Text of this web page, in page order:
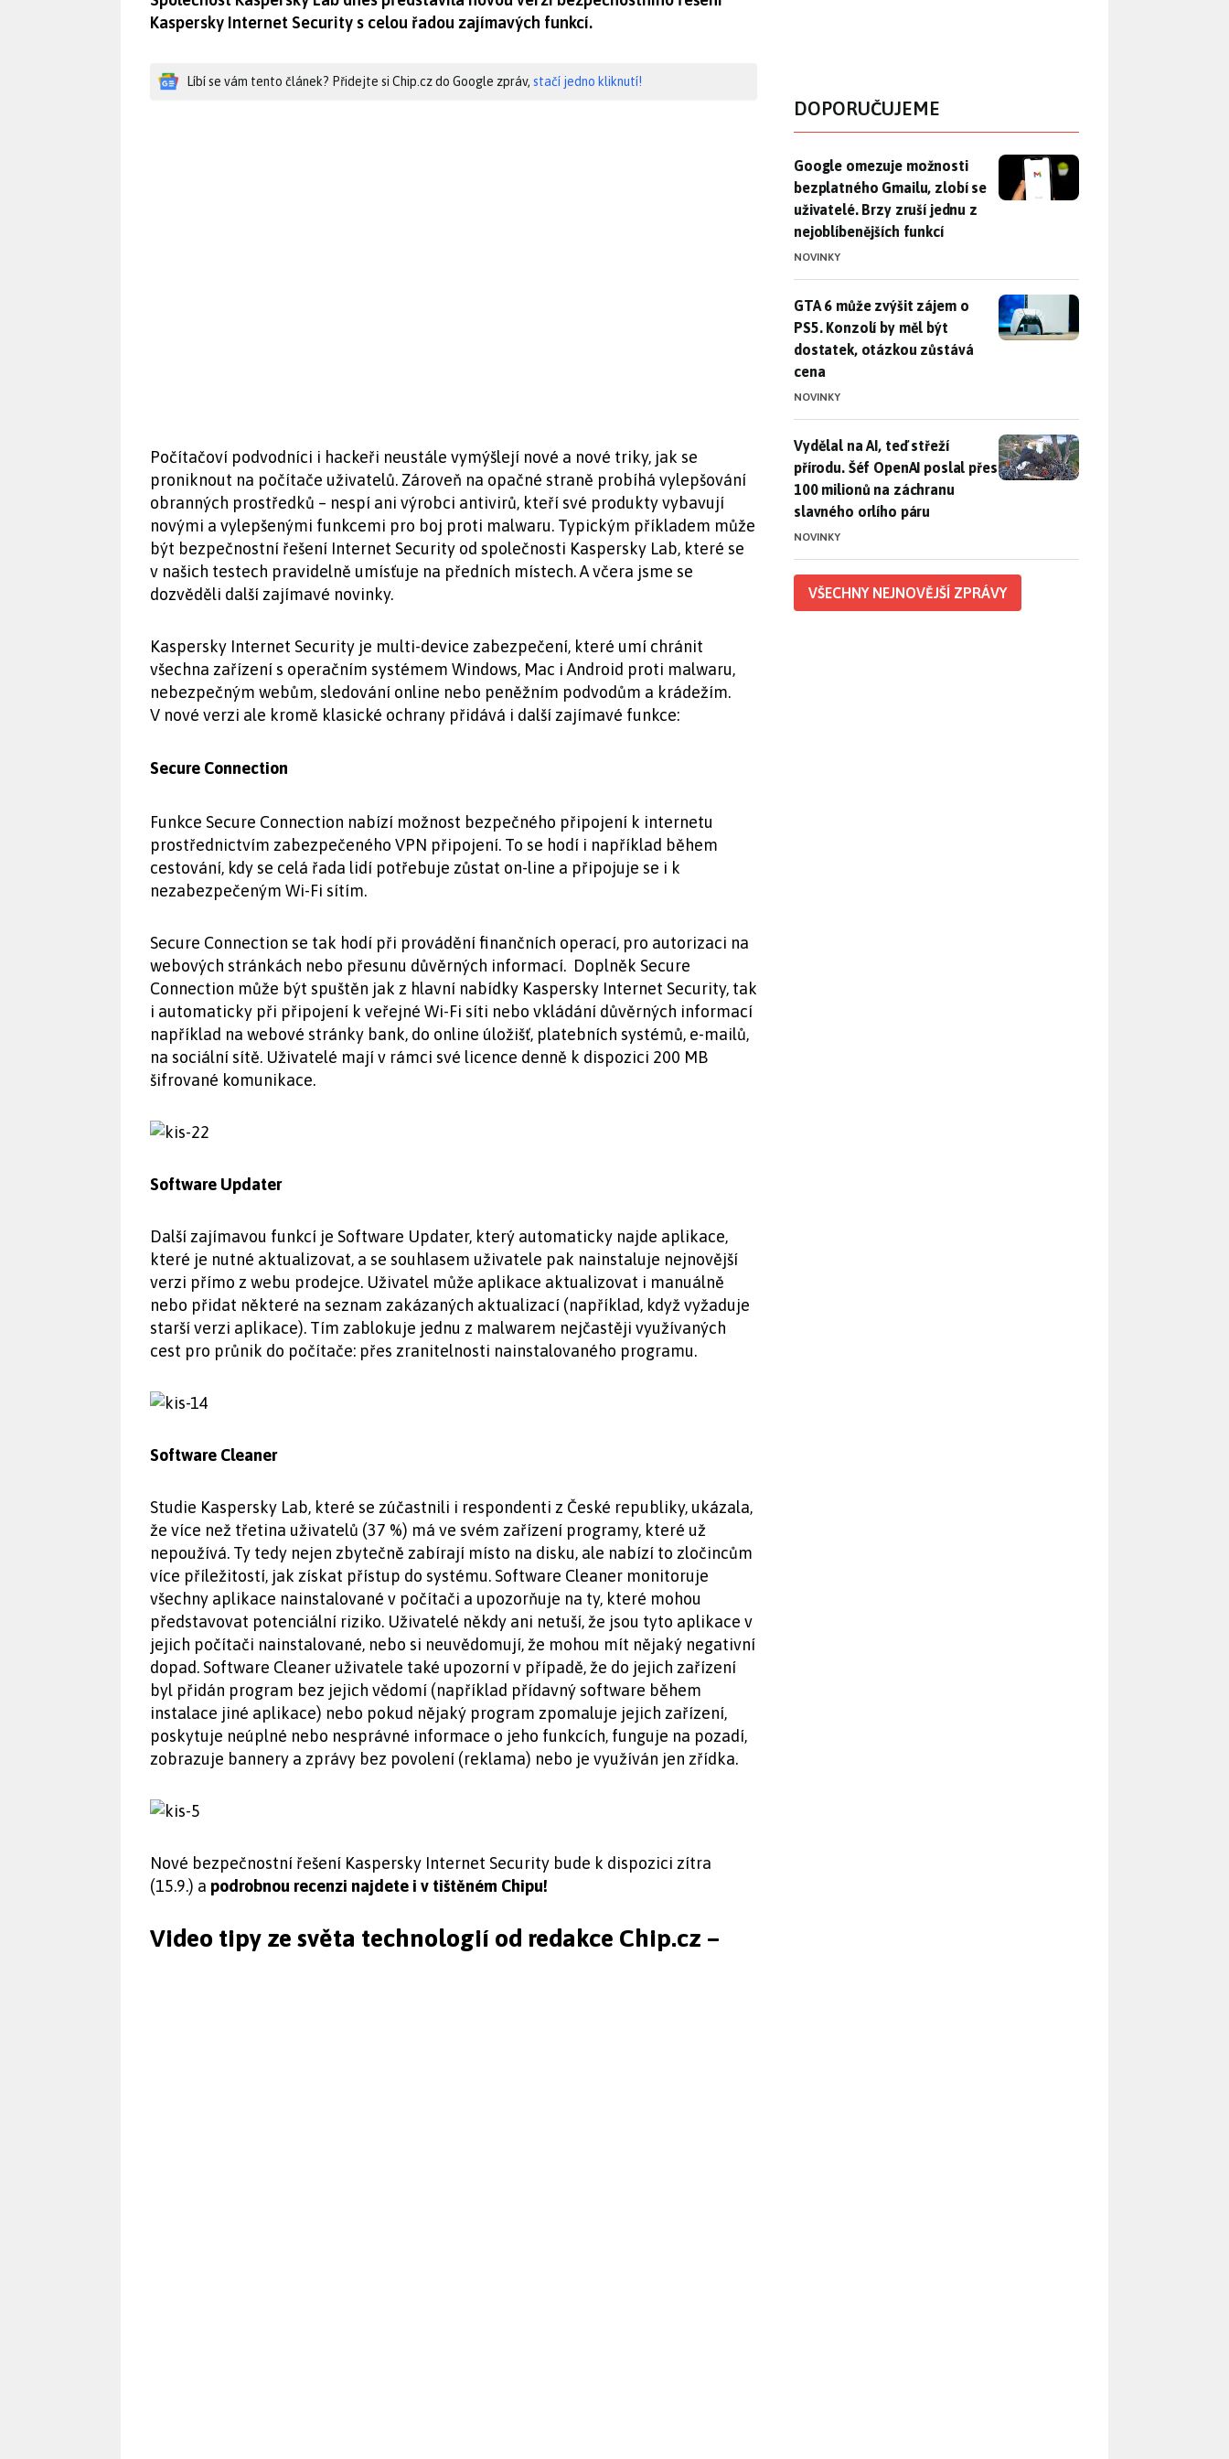
Kaspersky Internet Security s celou řadou zajímavých funkcí.
Líbí se vám tento článek? Přidejte si Chip.cz do Google zpráv, stačí jedno kliknutí!
Počítačoví podvodníci i hackeři neustále vymýšlejí nové a nové triky, jak se
proniknout na počítače uživatelů. Zároveň na opačné straně probíhá vylepšování
obranných prostředků – nespí ani výrobci antivirů, kteří své produkty vybavují
novými a vylepšenými funkcemi pro boj proti malwaru. Typickým příkladem může
být bezpečnostní řešení Internet Security od společnosti Kaspersky Lab, které se
v našich testech pravidelně umísťuje na předních místech. A včera jsme se
dozvěděli další zajímavé novinky.
Kaspersky Internet Security je multi-device zabezpečení, které umí chránit
všechna zařízení s operačním systémem Windows, Mac i Android proti malwaru,
nebezpečným webům, sledování online nebo peněžním podvodům a krádežím.
V nové verzi ale kromě klasické ochrany přidává i další zajímavé funkce:
Secure Connection
Funkce Secure Connection nabízí možnost bezpečného připojení k internetu
prostřednictvím zabezpečeného VPN připojení. To se hodí i například během
cestování, kdy se celá řada lidí potřebuje zůstat on-line a připojuje se i k
nezabezpečeným Wi-Fi sítím.
Secure Connection se tak hodí při provádění finančních operací, pro autorizaci na
webových stránkách nebo přesunu důvěrných informací. Doplněk Secure
Connection může být spuštěn jak z hlavní nabídky Kaspersky Internet Security, tak
i automaticky při připojení k veřejné Wi-Fi síti nebo vkládání důvěrných informací
například na webové stránky bank, do online úložišť, platebních systémů, e-mailů,
na sociální sítě. Uživatelé mají v rámci své licence denně k dispozici 200 MB
šifrované komunikace.
Software Updater
Další zajímavou funkcí je Software Updater, který automaticky najde aplikace,
které je nutné aktualizovat, a se souhlasem uživatele pak nainstaluje nejnovější
verzi přímo z webu prodejce. Uživatel může aplikace aktualizovat i manuálně
nebo přidat některé na seznam zakázaných aktualizací (například, když vyžaduje
starší verzi aplikace). Tím zablokuje jednu z malwarem nejčastěji využívaných
cest pro průnik do počítače: přes zranitelnosti nainstalovaného programu.
Software Cleaner
Studie Kaspersky Lab, které se zúčastnili i respondenti z České republiky, ukázala,
že více než třetina uživatelů (37 %) má ve svém zařízení programy, které už
nepoužívá. Ty tedy nejen zbytečně zabírají místo na disku, ale nabízí to zločincům
více příležitostí, jak získat přístup do systému. Software Cleaner monitoruje
všechny aplikace nainstalované v počítači a upozorňuje na ty, které mohou
představovat potenciální riziko. Uživatelé někdy ani netuší, že jsou tyto aplikace v
jejich počítači nainstalované, nebo si neuvědomují, že mohou mít nějaký negativní
dopad. Software Cleaner uživatele také upozorní v případě, že do jejich zařízení
byl přidán program bez jejich vědomí (například přídavný software během
instalace jiné aplikace) nebo pokud nějaký program zpomaluje jejich zařízení,
poskytuje neúplné nebo nesprávné informace o jeho funkcích, funguje na pozadí,
zobrazuje bannery a zprávy bez povolení (reklama) nebo je využíván jen zřídka.
Nové bezpečnostní řešení Kaspersky Internet Security bude k dispozici zítra
(15.9.) a podrobnou recenzi najdete i v tištěném Chipu!
Video tipy ze světa technologií od redakce Chip.cz –
DOPORUČUJEME
Google omezuje možnosti bezplatného Gmailu, zlobí se
Google omezuje možnosti
bezplatného Gmailu, zlobí se
uživatelé. Brzy zruší jednu z
nejoblíbenějších funkcí
NOVINKY
GTA 6 může zvýšit zájem o PS5. Konzolí by měl být dostatek,
GTA 6 může zvýšit zájem o
PS5. Konzolí by měl být
dostatek, otázkou zůstává
cena
NOVINKY
Vydělal na AI, teď střeží přírodu. Šéf OpenAI poslal přes 100
Vydělal na AI, teď střeží
přírodu. Šéf OpenAI poslal přes
100 milionů na záchranu
slavného orlího páru
NOVINKY
VŠECHNY NEJNOVĚJŠÍ ZPRÁVY